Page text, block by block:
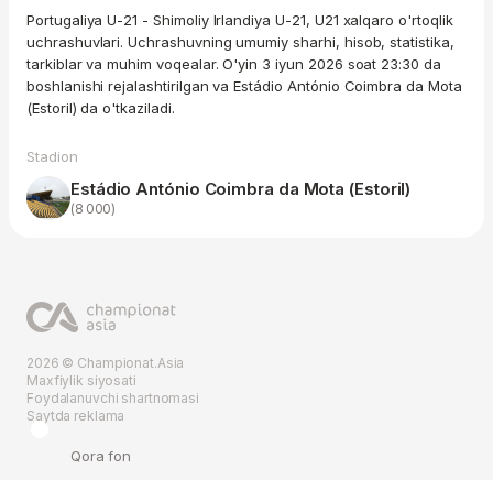
Portugaliya U-21 - Shimoliy Irlandiya U-21, U21 xalqaro o'rtoqlik
uchrashuvlari. Uchrashuvning umumiy sharhi, hisob, statistika,
tarkiblar va muhim voqealar. O'yin 3 iyun 2026 soat 23:30 da
boshlanishi rejalashtirilgan va Estádio António Coimbra da Mota
(Estoril) da o'tkaziladi.
Stadion
Estádio António Coimbra da Mota (Estoril)
(8 000)
2026 © Championat.Asia
Maxfiylik siyosati
Foydalanuvchi shartnomasi
Saytda reklama
Qora fon